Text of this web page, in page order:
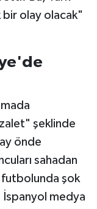
bir olay olacak"
şeklinde
önde
sahadan
futbolunda şok
İspanyol medya